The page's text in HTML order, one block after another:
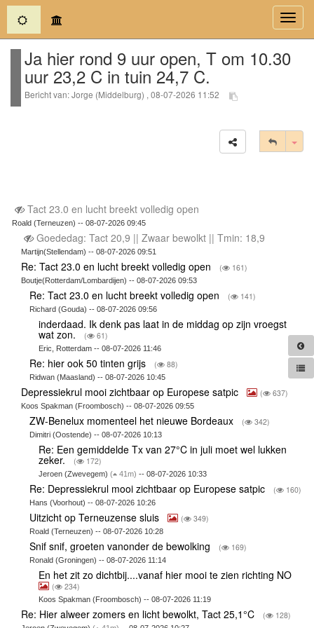
(current)
Ja hier rond 9 uur open, T om 10.30
uur 23,2 C in tuin 24,7 C.
Bericht van: Jorge (Middelburg) , 08-07-2026 11:52
Tact 23.0 en lucht breekt volledig open
Roald (Terneuzen) -- 08-07-2026 09:45
Goededag: Tact 20,9 || Zwaar bewolkt || Tmin: 18,9
Martijn(Stellendam) -- 08-07-2026 09:51
Re: Tact 23.0 en lucht breekt volledig open ( 161)
Boutje(Rotterdam/Lombardijen) -- 08-07-2026 09:53
Re: Tact 23.0 en lucht breekt volledig open ( 141)
Richard (Gouda) -- 08-07-2026 09:56
inderdaad. Ik denk pas laat in de middag op zijn vroegst
wat zon. ( 61)
Eric, Rotterdam -- 08-07-2026 11:46
Re: hier ook 50 tinten grijs ( 88)
Ridwan (Maasland) -- 08-07-2026 10:45
Depressiekrul mooi zichtbaar op Europese satpic ( 637)
Koos Spakman (Froombosch) -- 08-07-2026 09:55
ZW-Benelux momenteel het nieuwe Bordeaux ( 342)
Dimitri (Oostende) -- 08-07-2026 10:13
Re: Een gemiddelde Tx van 27°C in juli moet wel lukken
zeker. ( 172)
Jeroen (Zwevegem) ( 41m) -- 08-07-2026 10:33
Re: Depressiekrul mooi zichtbaar op Europese satpic ( 160)
Hans (Voorhout) -- 08-07-2026 10:26
Uitzicht op Terneuzense sluis ( 349)
Roald (Terneuzen) -- 08-07-2026 10:28
Snif snif, groeten vanonder de bewolking ( 169)
Ronald (Groningen) -- 08-07-2026 11:14
En het zit zo dichtbij....vanaf hier mooi te zien richting NO
( 234)
Koos Spakman (Froombosch) -- 08-07-2026 11:19
Re: Hier alweer zomers en licht bewolkt, Tact 25,1°C ( 128)